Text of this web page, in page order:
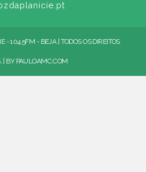
104.5FM - BEJA | TODOS OS DIREITOS
| BY PAULOAMC.COM